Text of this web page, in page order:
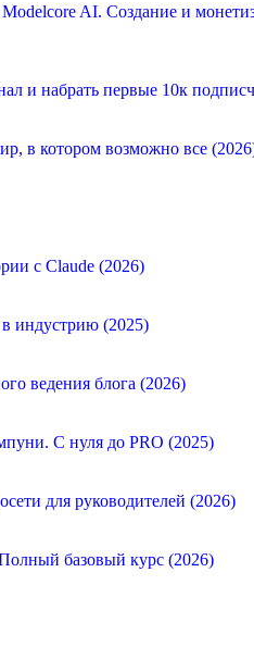
AI. Создание и
и набрать первые 10к
в котором возможно все
с Claude (2026)
индустрию (2025)
ведения блога (2026)
С нуля до PRO (2025)
для руководителей (2026)
базовый курс (2026)